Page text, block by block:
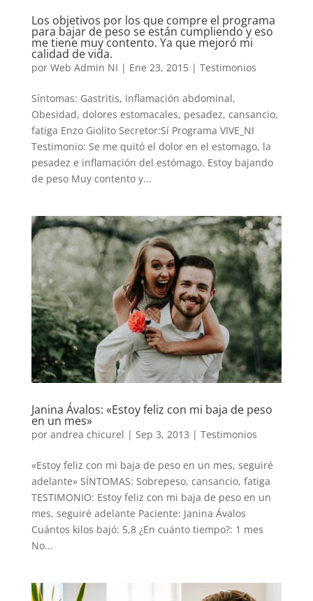
Los objetivos por los que compre el programa
para bajar de peso se están cumpliendo y eso
me tiene muy contento. Ya que mejoró mi
calidad de vida.
por Web Admin NI | Ene 23, 2015| Testimonios
Síntomas: Gastritis, Inflamación abdominal,
Obesidad, dolores estomacales, pesadez, cansancio,
fatiga Enzo Giolito Secretor:Sí Programa VIVE_NI
Testimonio: Se me quitó el dolor en el estomago, la
pesadez e inflamación del estómago. Estoy bajando
de peso Muy contento y...
Janina Ávalos: «Estoy feliz con mi baja de peso
en un mes»
por andrea chicurel | Sep 3, 2013 | Testimonios
«Estoy feliz con mi baja de peso en un mes, seguiré
adelante» SÍNTOMAS: Sobrepeso, cansancio, fatiga
TESTIMONIO: Estoy feliz con mi baja de peso en un
mes, seguiré adelante Paciente: Janina Ávalos
Cuántos kilos bajó: 5,8 ¿En cuánto tiempo?: 1 mes
No...